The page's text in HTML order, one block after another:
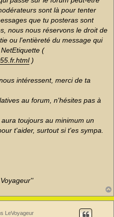
sont là pour tenter
que tu posteras sont
nous nous réservons le droit de
ou l'entièreté du message qui
(
)
intéressent, merci de ta
au forum, n'hésites pas à
toujours au minimum un
t'aider, surtout si t'es sympa.
LeVoyageur